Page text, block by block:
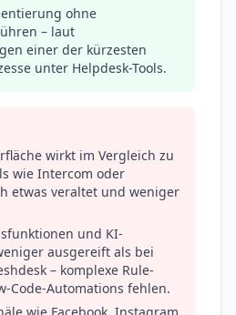
ohne
– laut
einer der kürzesten
unter Helpdesk-Tools.
wirkt im Vergleich zu
wie Intercom oder
etwas veraltet und weniger
und KI-
ausgereift als bei
– komplexe Rule-
Code-Automations fehlen.